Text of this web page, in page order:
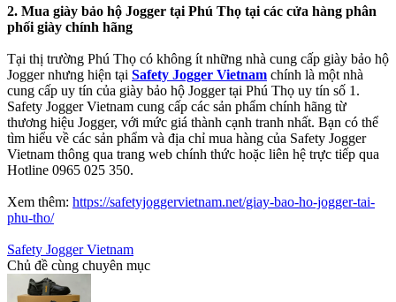
2. Mua giày bảo hộ Jogger tại Phú Thọ tại các cửa hàng phân
phối giày chính hãng
Tại thị trường Phú Thọ có không ít những nhà cung cấp giày bảo hộ
Jogger nhưng hiện tại Safety Jogger Vietnam chính là một nhà
cung cấp uy tín của giày bảo hộ Jogger tại Phú Thọ uy tín số 1.
Safety Jogger Vietnam cung cấp các sản phẩm chính hãng từ
thương hiệu Jogger, với mức giá thành cạnh tranh nhất. Bạn có thể
tìm hiểu về các sản phẩm và địa chỉ mua hàng của Safety Jogger
Vietnam thông qua trang web chính thức hoặc liên hệ trực tiếp qua
Hotline 0965 025 350.
Xem thêm: https://safetyjoggervietnam.net/giay-bao-ho-jogger-tai-
phu-tho/
Safety Jogger Vietnam
Chủ đề cùng chuyên mục